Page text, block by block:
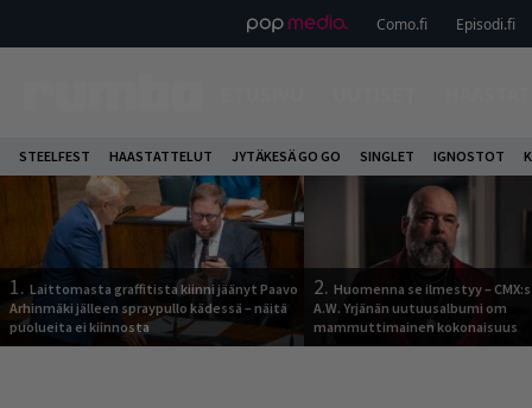
Como.fi Episodi.fi
STEELFEST HAASTATTELUT JYTÄKESÄ GO GO SINGLET IGNOSTOT
1. Laittomasta graffitista kiinni jäänyt Paavo
Arhinmäki jälleen spraypullo kädessä – näitä
puolueita ei kiinnosta
2. Huomenna se ilmestyy –
A.W. Yrjänän uutuusalbumi om
mammuttimainen kokonaisuus